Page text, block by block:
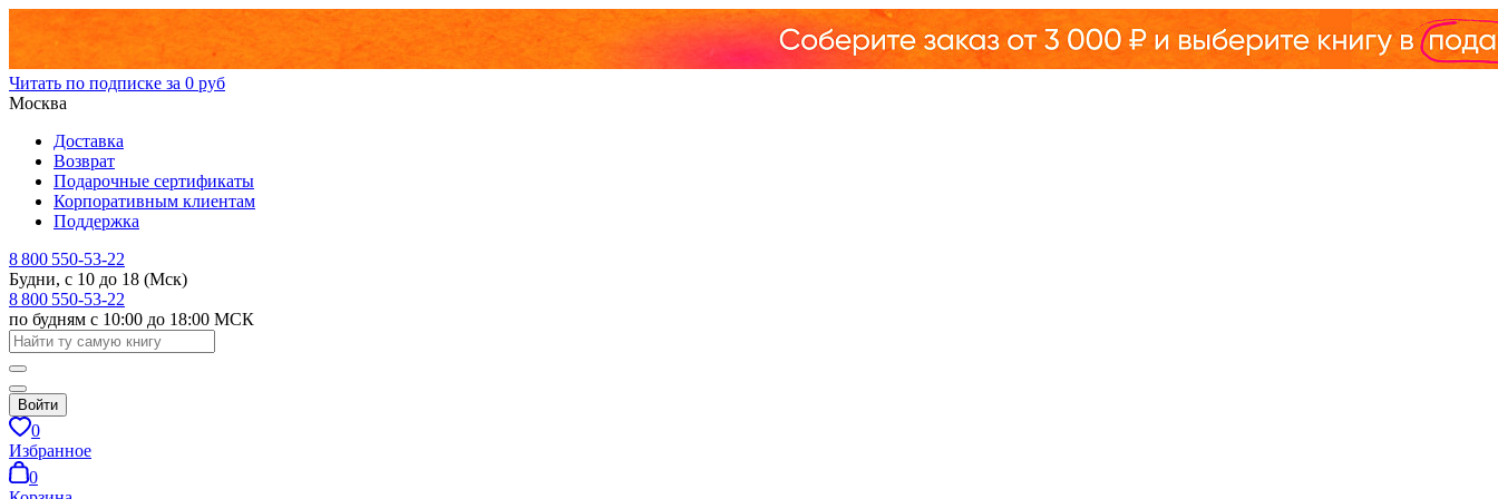
Читать по подписке за 0 руб
Москва
Доставка
Возврат
Подарочные сертификаты
Корпоративным клиентам
Поддержка
8 800 550-53-22
Будни, с 10 до 18 (Мск)
8 800 550-53-22
по будням с 10:00 до 18:00 МСК
Войти
0
Избранное
0